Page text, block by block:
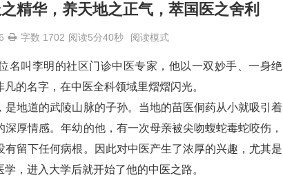
精华，养天地之正气，萃国医之舍利
字数 1702 阅读5分40秒 阅读模式
名叫李明的社区门诊中医专家，他以一双妙手、一身绝
的名字，在中医全科领域里熠熠闪光。
地道的武陵山脉的子孙。当地的苗医侗药从小就吸引着
厚情感。年幼的他，有一次母亲被尖吻蝮蛇毒蛇咬伤，
留下任何病根。因此对中医产生了浓厚的兴趣，尤其是
，进入大学后就开始了他的中医之路。